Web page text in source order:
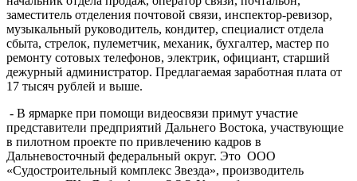
заместитель отделения почтовой связи, инспектор-ревизор,
музыкальный руководитель, кондитер, специалист отдела
сбыта, стрелок, пулеметчик, механик, бухгалтер, мастер по
ремонту сотовых телефонов, электрик, официант, старший
дежурный администратор. Предлагаемая заработная плата от
17 тысяч рублей и выше.
- В ярмарке при помощи видеосвязи примут участие
представители предприятий Дальнего Востока, участвующие
в пилотном проекте по привлечению кадров в
Дальневосточный федеральный округ. Это ООО
«Судостроительный комплекс Звезда», производитель